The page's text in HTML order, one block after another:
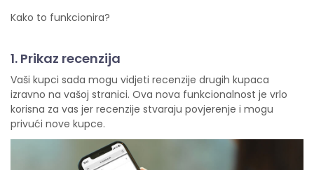
Kako to funkcionira?
1. Prikaz recenzija
Vaši kupci sada mogu vidjeti recenzije drugih kupaca
izravno na vašoj stranici. Ova nova funkcionalnost je vrlo
korisna za vas jer recenzije stvaraju povjerenje i mogu
privući nove kupce.